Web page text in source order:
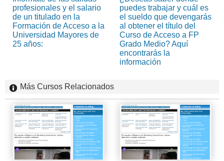
profesionales y el salario
de un titulado en la
Formación de Acceso a la
Universidad Mayores de
25 años:
puedes trabajar y cuál es
el sueldo que devengarás
al obtener el título del
Curso de Acceso a FP
Grado Medio? Aquí
encontrarás la
información
Más Cursos Relacionados